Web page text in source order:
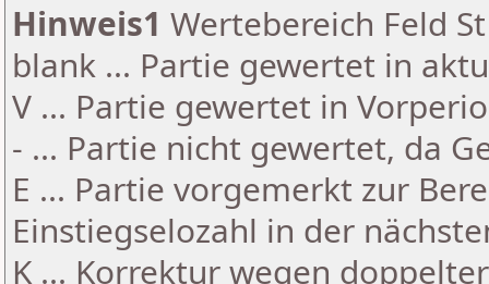
Hinweis1 Wertebereich Feld
blank ... Partie gewertet in
V ... Partie gewertet in
- ... Partie nicht gewertet, da
E ... Partie vorgemerkt zur
Einstiegselozahl in der
K ... Korrektur wegen